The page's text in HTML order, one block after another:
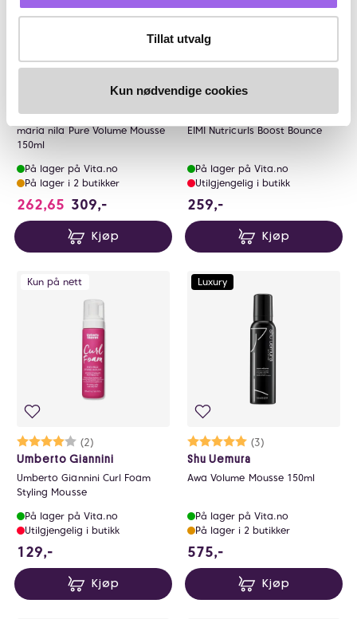
Tillat utvalg
Kun nødvendige cookies
maria nila
maria nila Pure Volume Mousse
150ml
På lager på Vita.no
På lager i 2 butikker
262,65 309,-
Kjøp
Karakter:
(1)
5.0 av 5 mulige
EIMI Nutricurls Boost Bounce
På lager på Vita.no
Utilgjengelig i butikk
259,-
Kjøp
Kun på nett
Karakter:
(2)
4.0 av 5 mulige
Umberto Giannini
Umberto Giannini Curl Foam
Styling Mousse
På lager på Vita.no
Utilgjengelig i butikk
129,-
Kjøp
Luxury
Karakter:
(3)
5.0 av 5 mulige
Shu Uemura
Awa Volume Mousse 150ml
På lager på Vita.no
På lager i 2 butikker
575,-
Kjøp